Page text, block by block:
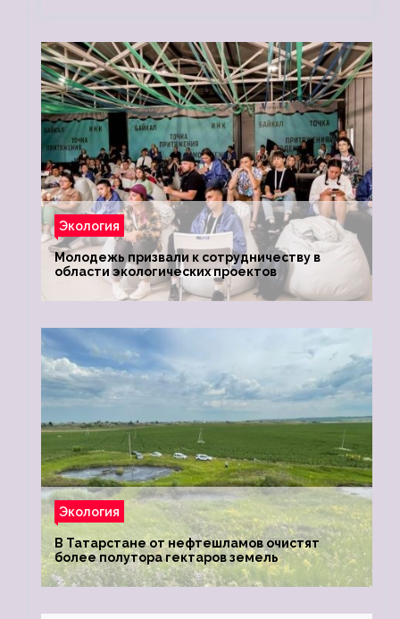
Экология
Молодежь призвали к сотрудничеству в
области экологических проектов
Экология
В Татарстане от нефтешламов очистят
более полутора гектаров земель